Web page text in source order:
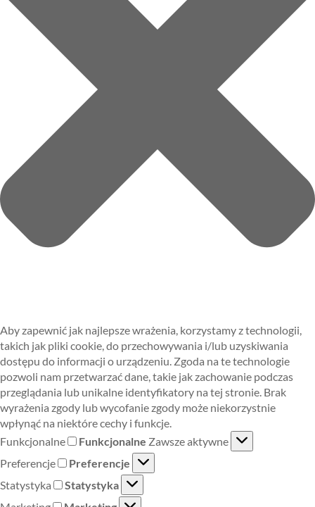
Aby zapewnić jak najlepsze wrażenia, korzystamy z technologii,
takich jak pliki cookie, do przechowywania i/lub uzyskiwania
dostępu do informacji o urządzeniu. Zgoda na te technologie
pozwoli nam przetwarzać dane, takie jak zachowanie podczas
przeglądania lub unikalne identyfikatory na tej stronie. Brak
wyrażenia zgody lub wycofanie zgody może niekorzystnie
wpłynąć na niektóre cechy i funkcje.
Funkcjonalne
Funkcjonalne Zawsze aktywne
Preferencje
Preferencje
Statystyka
Statystyka